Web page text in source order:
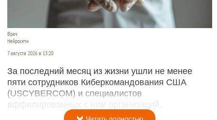
Врач
Нейросети
7 августа 2026 в 13:20
За последний месяц из жизни ушли не менее
пяти сотрудников Киберкомандования США
(USCYBERCOM) и специалистов
аффилированных с ним организаций.